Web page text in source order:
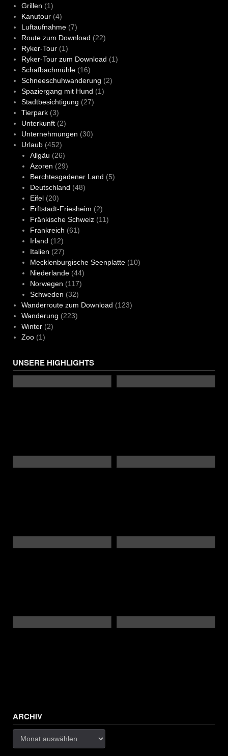
Grillen (1)
Kanutour(4)
Luftaufnahme(7)
Route zum Download (22)
Ryker-Tour(1)
Ryker-Tour zum Download (1)
Schafbachmühle(16)
Schneeschuhwanderung (2)
Spaziergang mit Hund (1)
Stadtbesichtigung (27)
Tierpark(3)
Unterkunft(2)
Unternehmungen (30)
Urlaub(452)
Allgäu (26)
Azoren (29)
Berchtesgadener Land (5)
Deutschland (48)
Eifel(20)
Erftstadt-Friesheim (2)
Fränkische Schweiz(11)
Frankreich (61)
Irland (12)
Italien (27)
Mecklenburgische Seenplatte(10)
Niederlande(44)
Norwegen (117)
Schweden (32)
Wanderroute zum Download (123)
Wanderung (223)
Winter(2)
Zoo(1)
UNSERE HIGHLIGHTS
ARCHIV